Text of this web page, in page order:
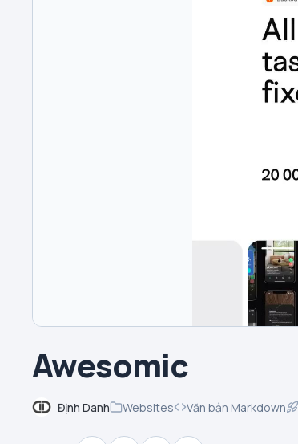
Awesomic
Định Danh Websites Văn bản Markdown